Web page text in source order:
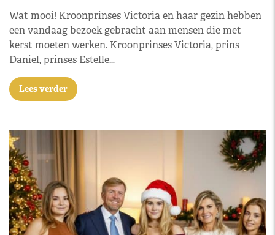
Wat mooi! Kroonprinses Victoria en haar gezin hebben
een vandaag bezoek gebracht aan mensen die met
kerst moeten werken. Kroonprinses Victoria, prins
Daniel, prinses Estelle…
Lees verder